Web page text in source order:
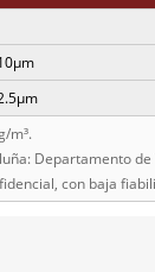
m³.
Departamento
con baja